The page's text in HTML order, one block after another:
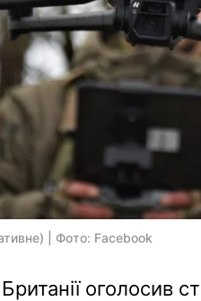
| Фото: Facebook
оголосив